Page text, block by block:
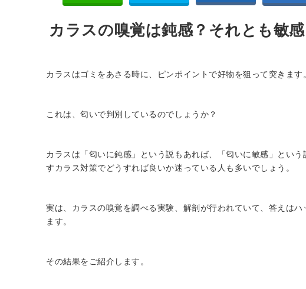
カラスの嗅覚は鈍感？それとも敏感
カラスはゴミをあさる時に、ピンポイントで好物を狙って突きます
これは、匂いで判別しているのでしょうか？
カラスは「匂いに鈍感」という説もあれば、「匂いに敏感」という
すカラス対策でどうすれば良いか迷っている人も多いでしょう。
実は、カラスの嗅覚を調べる実験、解剖が行われていて、答えは
ます。
その結果をご紹介します。